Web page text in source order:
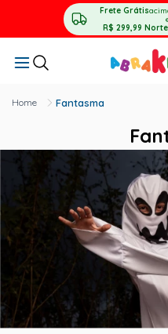
Frete Grátis
R$ 299,99
Fantasma